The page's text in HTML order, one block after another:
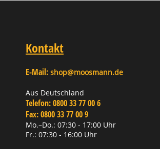
Kontakt
E-Mail: shop@moosmann.de
Aus Deutschland
Telefon:0800 33 77 00 6
Fax:0800 33 77 00 9
Mo.–Do.: 07:30 - 17:00 Uhr
Fr.: 07:30 - 16:00 Uhr